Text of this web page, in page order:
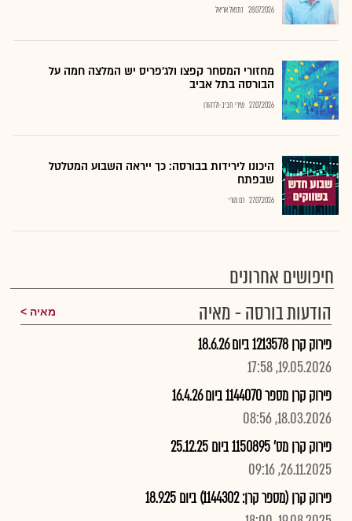
28.07.2026 נתנאל אריאל
מחזורי המסחר קפצו ולג'פריס יש המלצה חמה על
הבורסה בתל אביב
27.07.2026 שירי חביב-ולדהורן
היכונו לירידות בבורסה: כך ייראה השבוע המטלטל
שבפתח
27.07.2026 רם מורי
חיפושים אחרונים
הודעות בורסה - מאיה
מאיה
פירוק קרן 1213578 ביום 18.6.26
19.05.2026, 17:58
פירוק קרן מספר 1144070 ביום 16.4.26
18.03.2026, 08:56
פירוק קרן מס' 1150895 ביום 25.12.25
26.11.2025, 09:16
פירוק קרן (מספר קרן: 1144302) ביום 18.9.25